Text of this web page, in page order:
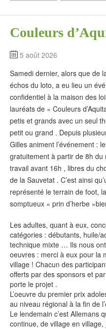
Couleurs
5 août 2026
Samedi dernier, alors que de
échos du loto, a eu lieu un
confidentiel à la maison des
lauréats de « Couleurs
petis et grands avec un seul
petit ou grand . Depuis
Gilles animent l’événement :
gratuitement à partir de 8h
travail avant 16h , libres du
de la Sauvetat . C’est ainsi
représenté le terrain de foot,
somptueux « prin d’herbe
Les adultes, quant à eux,
catégories : débutants, huile/
technique mixte … Ils nous
oeuvres : merci à eux pour la
village ! Chacun des
offerts par des sponsors et
porte le projet .
L’oeuvre du premier prix
au niveau régional à la fin de
Le lendemain c’est Allemans
continue, de village en village,